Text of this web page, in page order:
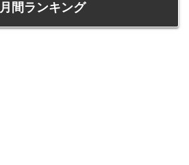
月間ランキング